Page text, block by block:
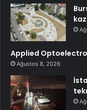
Applied
Ağustos 8, 2026